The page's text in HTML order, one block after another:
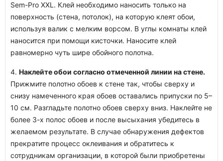
Sem-Pro XXL. Клей необходимо наносить только на
поверхность (стена, потолок), на которую клеят обои,
используя валик с мелким ворсом. В углы комнаты клей
наносится при помощи кисточки. Наносите клей
равномерно чуть шире обойного полотна.
4. Наклейте обои согласно отмеченной линии на стене.
Прижмите полотно обоев к стене так, чтобы сверху и
снизу намеченного края обоев оставались припуски по 5–
10 см. Разгладьте полотно обоев сверху вниз. Наклейте не
более 3-х полос обоев и после высыхания убедитесь в
желаемом результате. В случае обнаружения дефектов
прекратите процесс оклеивания и обратитесь к
сотрудникам организации, в которой были приобретены